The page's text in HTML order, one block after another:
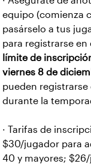
equipo (comienza
pasárselo a tus
para registrarse en
límite de
viernes 8 de
pueden
durante la
· Tarifas de
$30/jugador para
40 y mayores;